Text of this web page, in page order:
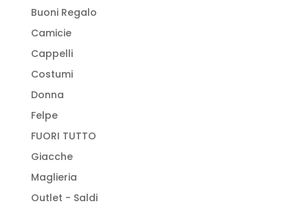
Buoni Regalo
Camicie
Cappelli
Costumi
Donna
Felpe
FUORI TUTTO
Giacche
Maglieria
Outlet - Saldi